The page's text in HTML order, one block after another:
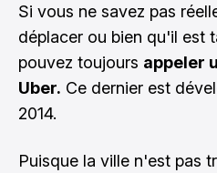
Si vous ne savez pas
déplacer ou bien qu'il est
pouvez toujours appeler
Uber. Ce dernier est
2014.
Puisque la ville n'est pas